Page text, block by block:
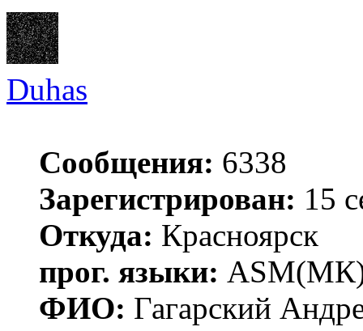
Duhas
Сообщения: 6338
Зарегистрирован: 15
Откуда: Красноярск
прог. языки:
ФИО: Гагарский